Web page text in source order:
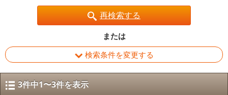
再検索する
または
検索条件を変更する
3件中1〜3件を表示